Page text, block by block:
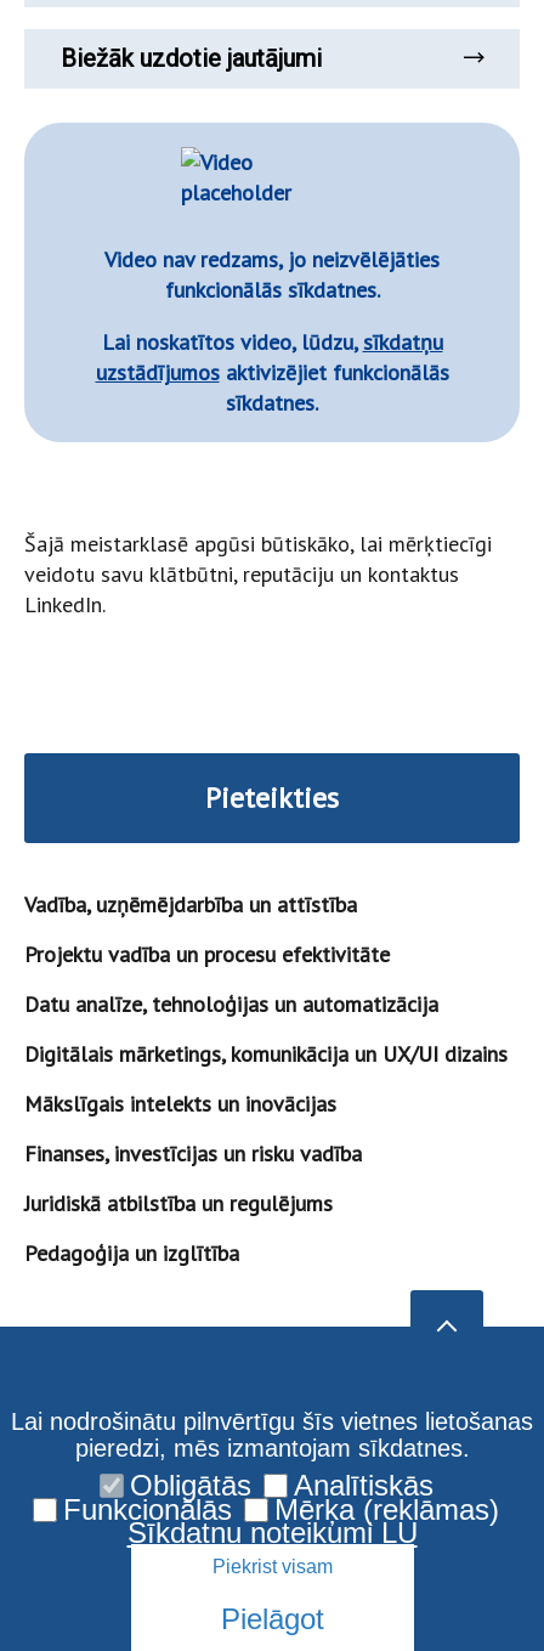
Biežāk uzdotie jautājumi
Video nav redzams, jo neizvēlējāties
funkcionālās sīkdatnes.
Lai noskatītos video, lūdzu,sīkdatņu
uzstādījumosaktivizējiet funkcionālās
sīkdatnes.
Šajā meistarklasē apgūsi būtiskāko, lai mērķtiecīgi
veidotu savu klātbūtni, reputāciju un kontaktus
LinkedIn.
Pieteikties
Vadība, uzņēmējdarbība un attīstība
Projektu vadība un procesu efektivitāte
Datu analīze, tehnoloģijas un automatizācija
Digitālais mārketings, komunikācija un UX/UI dizains
Mākslīgais intelekts un inovācijas
Finanses, investīcijas un risku vadība
Juridiskā atbilstība un regulējums
Pedagoģija un izglītība
Lai nodrošinātu pilnvērtīgu šīs vietnes lietošanas
pieredzi, mēs izmantojam sīkdatnes.
Obligātās Analītiskās
Funkcionālās Mērķa (reklāmas)
Sīkdatņu noteikumi LU
Piekrist visam
Pielāgot